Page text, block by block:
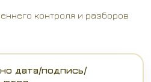
контроля и разборов
дата/подпись/